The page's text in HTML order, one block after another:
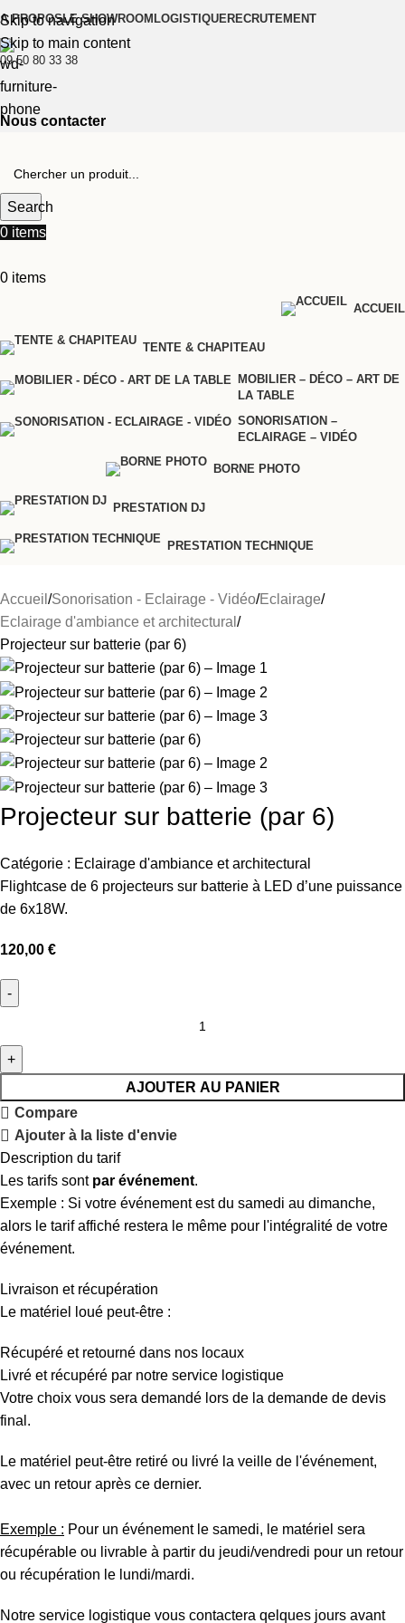
Skip to navigation
Skip to main content
A PROPOSLE SHOWROOM LOGISTIQUERECRUTEMENT
09 50 80 33 38
Nous contacter
Search
0 items
0 items
ACCUEIL
TENTE & CHAPITEAU
MOBILIER – DÉCO – ART DE
LA TABLE
SONORISATION –
ECLAIRAGE – VIDÉO
BORNE PHOTO
PRESTATION DJ
PRESTATION TECHNIQUE
Accueil Sonorisation - Eclairage - Vidéo Eclairage
Eclairage d'ambiance et architectural
Projecteur sur batterie (par 6)
Projecteur sur batterie (par 6)
Catégorie : Eclairage d'ambiance et architectural
Flightcase de 6 projecteurs sur batterie à LED d’une puissance
de 6x18W.
120,00 €
AJOUTER AU PANIER
Compare
Ajouter à la liste d'envie
Description du tarif
Les tarifs sont par événement.
Exemple : Si votre événement est du samedi au dimanche,
alors le tarif affiché restera le même pour l'intégralité de votre
événement.
Livraison et récupération
Le matériel loué peut-être :
Récupéré et retourné dans nos locaux
Livré et récupéré par notre service logistique
Votre choix vous sera demandé lors de la demande de devis
final.
Le matériel peut-être retiré ou livré la veille de l'événement,
avec un retour après ce dernier.
Exemple : Pour un événement le samedi, le matériel sera
récupérable ou livrable à partir du jeudi/vendredi pour un retour
ou récupération le lundi/mardi.
Notre service logistique vous contactera qelques jours avant